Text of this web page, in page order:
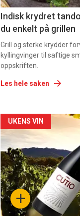
Indisk krydret
du enkelt på grillen
Grill og sterke krydder
kyllingvinger til saftige
oppskriften.
Les hele saken
Forsiden
akkurat
nå
-
4 +
UKENS VIN